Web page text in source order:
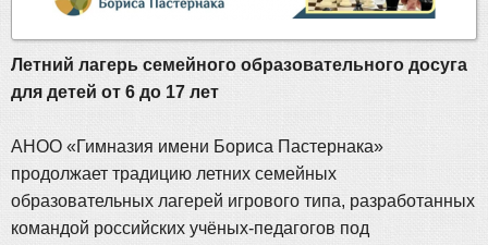
Летний лагерь семейного образовательного досуга
для детей от 6 до 17 лет
АНОО «Гимназия имени Бориса Пастернака»
продолжает традицию летних семейных
образовательных лагерей игрового типа, разработанных
командой российских учёных-педагогов под